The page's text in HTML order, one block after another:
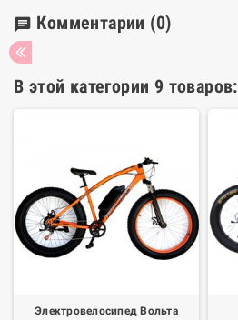
chat Комментарии (0)
В этой категории 9 товаров:
Электровелосипед Вольта